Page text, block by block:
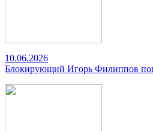
10.06.2026
Блокирующий Игорь Филиппов